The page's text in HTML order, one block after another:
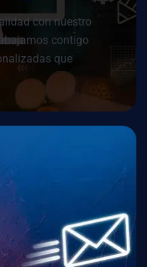
con nuestro
contigo
que